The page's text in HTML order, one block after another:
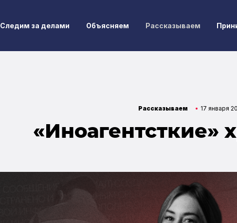
Следим за делами Объясняем Рассказываем
Рассказываем 17 января
«Иноагентсткие»